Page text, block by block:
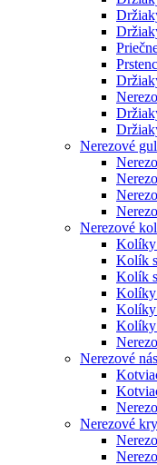
Nerezové
Nerezové
Kolíky
Kolík
Kolík
Kolíky
Kolíky
Kolíky
Nerezové
Nerezové